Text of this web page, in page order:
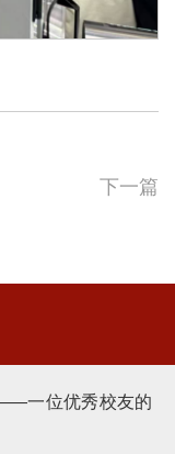
下一篇
一位优秀校友的